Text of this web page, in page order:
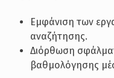
Εμφάνιση των
αναζήτησης.
Διόρθωση
βαθμολόγησης